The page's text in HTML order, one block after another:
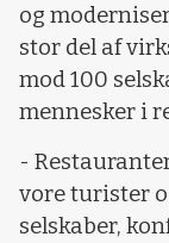
og
stor del af
mod 100
mennesker i
-
vore turister
selskaber,